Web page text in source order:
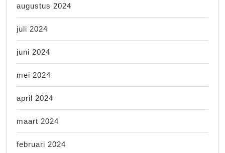
augustus 2024
juli 2024
juni 2024
mei 2024
april 2024
maart 2024
februari 2024